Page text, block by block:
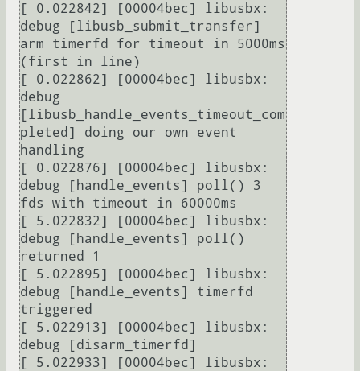
[ 0.022842] [00004bec] libusbx:
debug [libusb_submit_transfer]
arm timerfd for timeout in 5000ms
(first in line)
[ 0.022862] [00004bec] libusbx:
debug
[libusb_handle_events_timeout_com
pleted] doing our own event
handling
[ 0.022876] [00004bec] libusbx:
debug [handle_events] poll() 3
fds with timeout in 60000ms
[ 5.022832] [00004bec] libusbx:
debug [handle_events] poll()
returned 1
[ 5.022895] [00004bec] libusbx:
debug [handle_events] timerfd
triggered
[ 5.022913] [00004bec] libusbx:
debug [disarm_timerfd]
[ 5.022933] [00004bec] libusbx: